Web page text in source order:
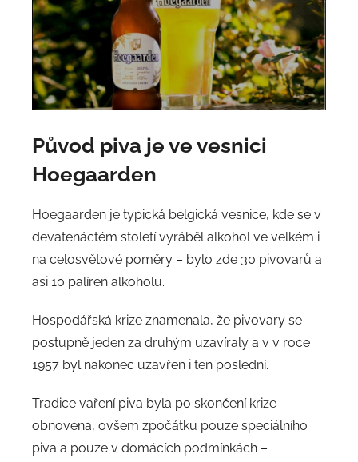
Původ piva je ve vesnici
Hoegaarden
Hoegaarden je typická belgická vesnice, kde se v
devatenáctém století vyráběl alkohol ve velkém i
na celosvětové poměry – bylo zde 30 pivovarů a
asi 10 palíren alkoholu.
Hospodářská krize znamenala, že pivovary se
postupně jeden za druhým uzavíraly a v v roce
1957 byl nakonec uzavřen i ten poslední.
Tradice vaření piva byla po skončení krize
obnovena, ovšem zpočátku pouze speciálního
piva a pouze v domácích podmínkách –